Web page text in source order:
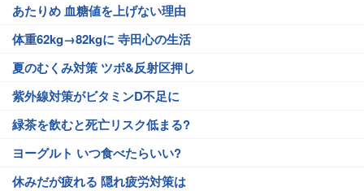
あたりめ 血糖値を上げない理由
体重62kg→82kgに 寺田心の生活
夏のむくみ対策 ツボ&反射区押し
紫外線対策がビタミンD不足に
緑茶を飲むと死亡リスク低まる?
ヨーグルト いつ食べたらいい?
休みだが疲れる 隠れ疲労対策は